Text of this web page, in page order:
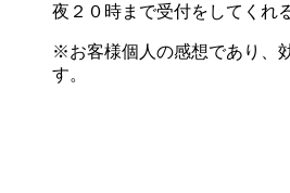
夜２０時まで受付をしてくれ
※お客様個人の感想であり、
す。